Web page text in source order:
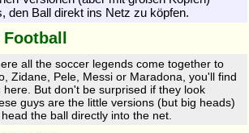
den Ball direkt ins Netz zu köpfen.
all the soccer legends come together to
Zidane, Pele, Messi or Maradona, you'll find
But don't be surprised if they look
guys are the little versions (but big heads)
the ball directly into the net.